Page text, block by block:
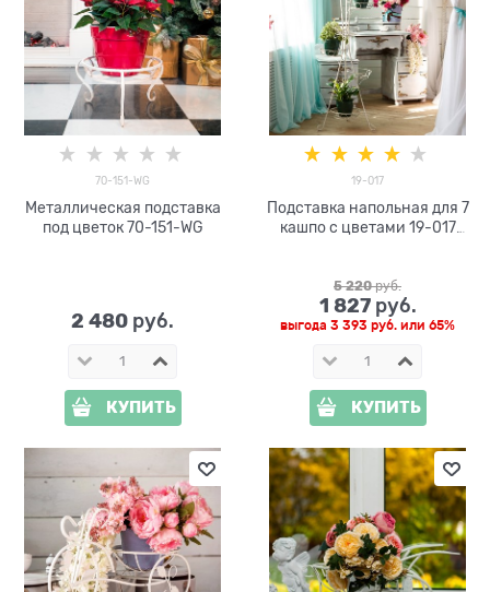
70-151-WG
Металлическая подставка
под цветок 70-151-WG
2 480 руб.
КУПИТЬ
19-017
Подставка напольная для 7
кашпо с цветами 19-017
5 220 руб.
1 827 руб.
выгода 3 393 руб. или 65%
КУПИТЬ